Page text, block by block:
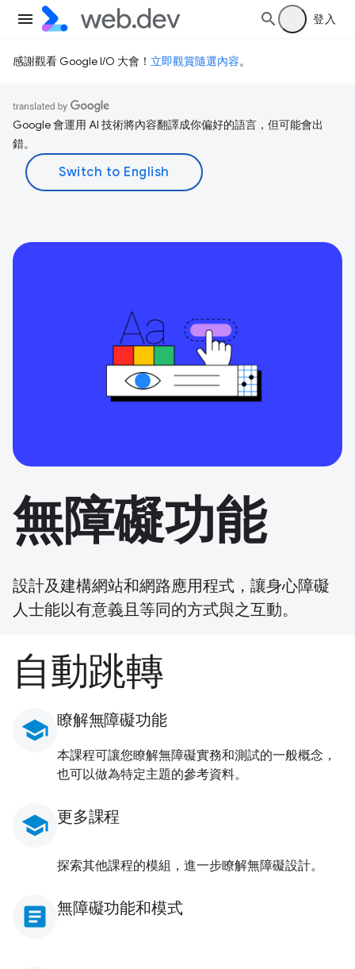
登入
感謝觀看 Google I/O 大會！ 立即觀賞隨選內容。
Google 會運用 AI 技術將內容翻譯成你偏好的語言，但可能會出
錯。
無障礙功能
設計及建構網站和網路應用程式，讓身心障礙
人士能以有意義且等同的方式與之互動。
自動跳轉
school 瞭解無障礙功能
本課程可讓您瞭解無障礙實務和測試的一般概念，
也可以做為特定主題的參考資料。
school 更多課程
探索其他課程的模組，進一步瞭解無障礙設計。
article 無障礙功能和模式